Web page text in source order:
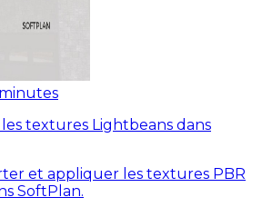
minutes
textures Lightbeans dans
et appliquer les textures PBR
SoftPlan.